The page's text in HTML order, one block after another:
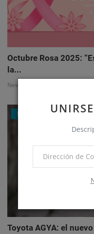
Octubre Rosa 2025:
la...
NewsAdmin
Eventos
Toyota AGYA: el